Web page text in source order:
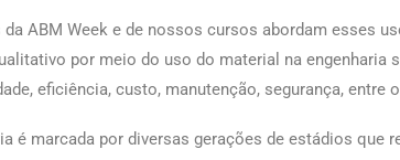
ABM Week e de nossos cursos abordam esses
por meio do uso do material na engenharia
eficiência, custo, manutenção, segurança, entre
é marcada por diversas gerações de estádios que